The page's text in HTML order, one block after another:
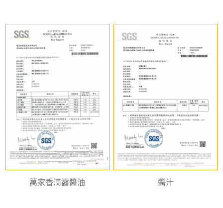
萬家香滴露醬油 醬汁